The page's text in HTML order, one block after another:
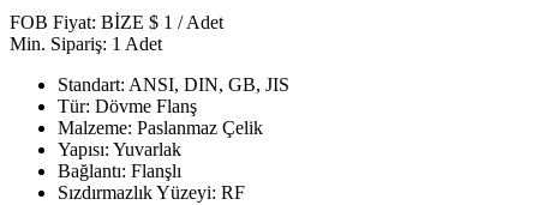
FOB Fiyat: BİZE $ 1 / Adet
Min. Sipariş: 1 Adet
Standart: ANSI, DIN, GB, JIS
Tür: Dövme Flanş
Malzeme: Paslanmaz Çelik
Yapısı: Yuvarlak
Bağlantı: Flanşlı
Sızdırmazlık Yüzeyi: RF